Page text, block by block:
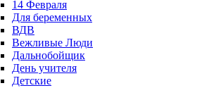
14 Февраля
Для беременных
ВДВ
Вежливые Люди
Дальнобойщик
День учителя
Детские